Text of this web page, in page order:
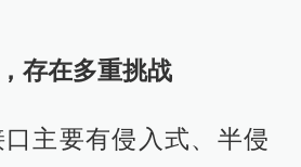
存在多重挑战
口主要有侵入式、半侵